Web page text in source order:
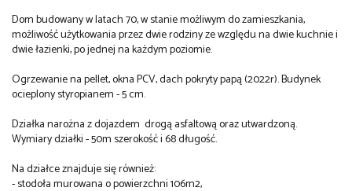
Dom budowany w latach 70, w stanie możliwym do zamieszkania,
możliwość użytkowania przez dwie rodziny ze względu na dwie kuchnie i
dwie łazienki, po jednej na każdym poziomie.
Ogrzewanie na pellet, okna PCV, dach pokryty papą (2022r). Budynek
ocieplony styropianem - 5 cm.
Działka narożna z dojazdem drogą asfaltową oraz utwardzoną.
Wymiary działki - 50m szerokość i 68 długość.
Na działce znajduje się również:
- stodoła murowana o powierzchni 106m2,